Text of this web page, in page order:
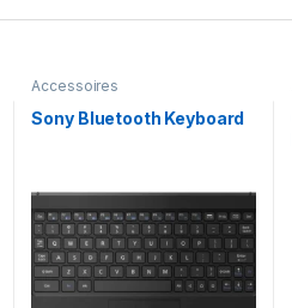
Accessoires
Sony Bluetooth Keyboard